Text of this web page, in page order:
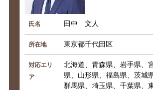
氏名 田中 文人
所在地 東京都千代田区
対応エリ
ア
北海道、青森県、岩手県、
県、山形県、福島県、茨城
群馬県、埼玉県、千葉県、